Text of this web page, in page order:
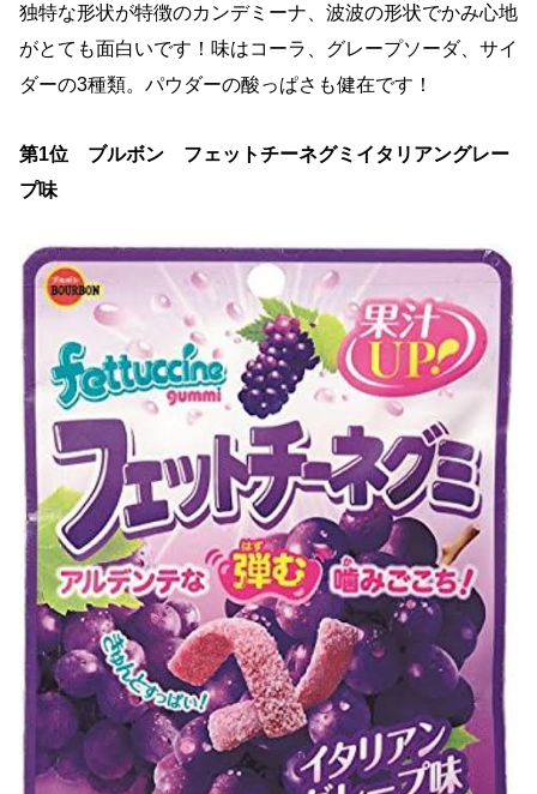
独特な形状が特徴のカンデミーナ、波波の形状でかみ心地
がとても面白いです！味はコーラ、グレープソーダ、サイ
ダーの3種類。パウダーの酸っぱさも健在です！
第1位 ブルボン フェットチーネグミイタリアングレー
プ味